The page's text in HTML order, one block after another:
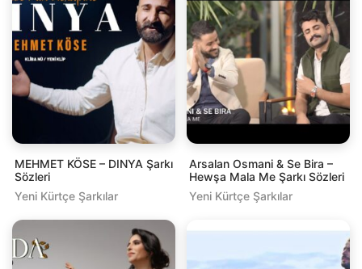
MEHMET KÖSE – DINYA Şarkı
Sözleri
Yeni Kürtçe Şarkılar
Arsalan Osmani & Se Bira –
Hewşa Mala Me Şarkı Sözleri
Yeni Kürtçe Şarkılar